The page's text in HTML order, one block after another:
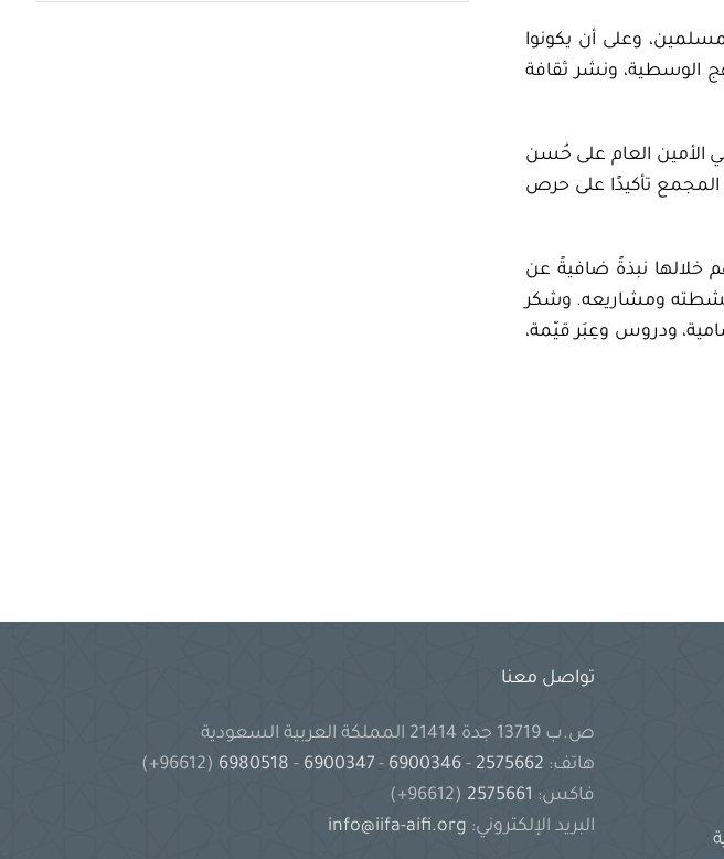
وعلى أن يكونوا
الوسطية، ونشر ثقافة
الأمين العام على حُسن
المجمع تأكيدًا على حرص
خلالها نبذةً ضافيةً عن
ومشاريعه. وشكر
ودروس وعِبَر قيّمة،
تواصل معنا
ص.ب 13719 جدة 21414 المملكة العربية السعودية
هاتف:
-
6900346
-
6900347
-
(96612+)
فاكس:
(96612+)
البريد الإلكتروني: info@iifa-aifi.org